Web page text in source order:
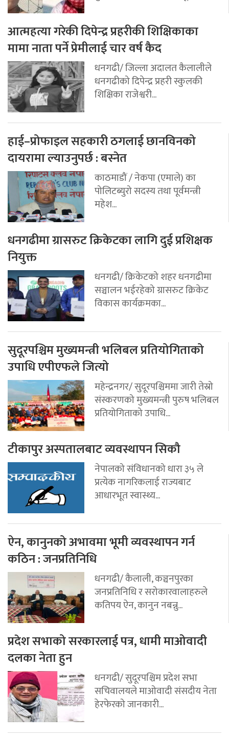
आत्महत्या गरेकी दिपेन्द्र प्रहरीकी शिक्षिकाका
मामा नाता पर्ने प्रेमीलाई चार वर्ष कैद
धनगढी/ जिल्ला अदालत कैलालीले
धनगढीको दिपेन्द्र प्रहरी स्कुलकी
शिक्षिका राजेश्वरी...
हाई–प्रोफाइल सहकारी ठगलाई छानविनको
दायरामा ल्याउनुपर्छ : बस्नेत
काठमाडौं / नेकपा (एमाले) का
पोलिटब्युरो सदस्य तथा पूर्वमन्त्री
महेश...
धनगढीमा ग्रासरुट क्रिकेटका लागि दुई प्रशिक्षक
नियुक्त
धनगढी/ क्रिकेटको शहर धनगढीमा
सञ्चालन भईरहेको ग्रासरुट क्रिकेट
विकास कार्यक्रमका...
सुदूरपश्चिम मुख्यमन्त्री भलिबल प्रतियोगिताको
उपाधि एपीएफले जित्यो
महेन्द्रनगर/ सुदूरपश्चिममा जारी तेस्रो
संस्करणको मुख्यमन्त्री पुरुष भलिबल
प्रतियोगिताको उपाधि...
टीकापुर अस्पतालबाट व्यवस्थापन सिकौ
नेपालको संविधानको धारा ३५ ले
प्रत्येक नागरिकलाई राज्यबाट
आधारभूत स्वास्थ्य...
ऐन, कानुनको अभावमा भूमी व्यवस्थापन गर्न
कठिन : जनप्रतिनिधि
धनगढी/ कैलाली, कञ्चनपुरका
जनप्रतिनिधि र सरोकारवालाहरुले
कतिपय ऐन, कानुन नबन्नु...
प्रदेश सभाको सरकारलाई पत्र, धामी माओवादी
दलका नेता हुन
धनगढी/ सुदूरपश्चिम प्रदेश सभा
सचिवालयले माओवादी संसदीय नेता
हेरफेरको जानकारी...